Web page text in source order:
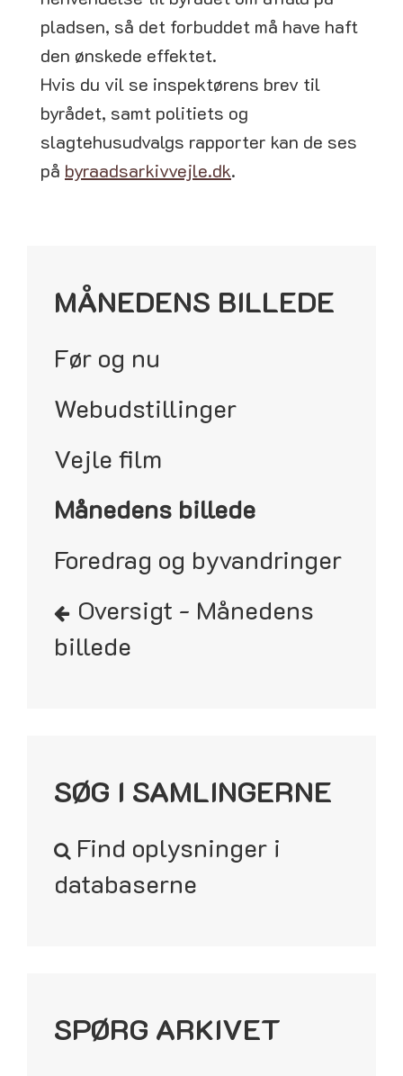
pladsen, så det forbuddet må have haft
den ønskede effektet.
Hvis du vil se inspektørens brev til
byrådet, samt politiets og
slagtehusudvalgs rapporter kan de ses
på byraadsarkivvejle.dk.
MÅNEDENS BILLEDE
Før og nu
Webudstillinger
Vejle film
Månedens billede
Foredrag og byvandringer
Oversigt - Månedens
billede
SØG I SAMLINGERNE
Find oplysninger i
databaserne
SPØRG ARKIVET